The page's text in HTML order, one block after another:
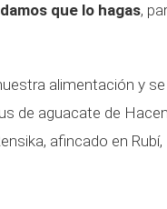
que lo hagas,
alimentación y
de aguacate de
afincado en Rubí,